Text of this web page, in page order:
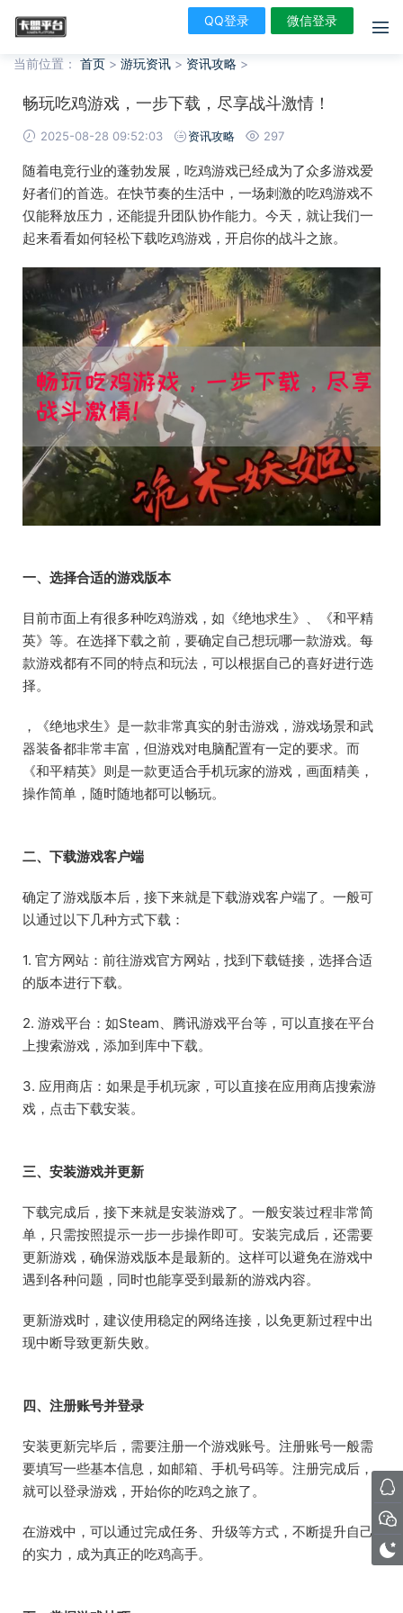
QQ登录 微信登录
当前位置： 首页 > 游玩资讯 > 资讯攻略 >
畅玩吃鸡游戏，一步下载，尽享战斗激情！
2025-08-28 09:52:03 资讯攻略 297
随着电竞行业的蓬勃发展，吃鸡游戏已经成为了众多游戏爱
好者们的首选。在快节奏的生活中，一场刺激的吃鸡游戏不
仅能释放压力，还能提升团队协作能力。今天，就让我们一
起来看看如何轻松下载吃鸡游戏，开启你的战斗之旅。
一、选择合适的游戏版本
目前市面上有很多种吃鸡游戏，如《绝地求生》、《和平精
英》等。在选择下载之前，要确定自己想玩哪一款游戏。每
款游戏都有不同的特点和玩法，可以根据自己的喜好进行选
择。
，《绝地求生》是一款非常真实的射击游戏，游戏场景和武
器装备都非常丰富，但游戏对电脑配置有一定的要求。而
《和平精英》则是一款更适合手机玩家的游戏，画面精美，
操作简单，随时随地都可以畅玩。
二、下载游戏客户端
确定了游戏版本后，接下来就是下载游戏客户端了。一般可
以通过以下几种方式下载：
1. 官方网站：前往游戏官方网站，找到下载链接，选择合适
的版本进行下载。
2. 游戏平台：如Steam、腾讯游戏平台等，可以直接在平台
上搜索游戏，添加到库中下载。
3. 应用商店：如果是手机玩家，可以直接在应用商店搜索游
戏，点击下载安装。
三、安装游戏并更新
下载完成后，接下来就是安装游戏了。一般安装过程非常简
单，只需按照提示一步一步操作即可。安装完成后，还需要
更新游戏，确保游戏版本是最新的。这样可以避免在游戏中
遇到各种问题，同时也能享受到最新的游戏内容。
更新游戏时，建议使用稳定的网络连接，以免更新过程中出
现中断导致更新失败。
四、注册账号并登录
安装更新完毕后，需要注册一个游戏账号。注册账号一般需
要填写一些基本信息，如邮箱、手机号码等。注册完成后，
就可以登录游戏，开始你的吃鸡之旅了。
在游戏中，可以通过完成任务、升级等方式，不断提升自己
的实力，成为真正的吃鸡高手。